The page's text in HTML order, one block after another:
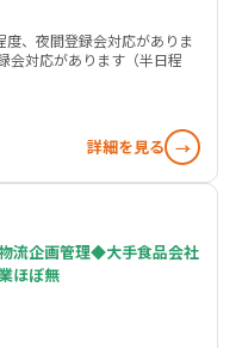
、夜間登録会対応がありま
会対応があります（半日程
詳細を見る →
流企画管理◆大手食品会社
ほぼ無